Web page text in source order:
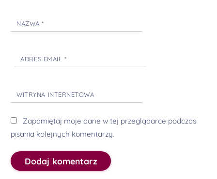
NAZWA*
ADRES EMAIL *
WITRYNA INTERNETOWA
Zapamiętaj moje dane w tej przeglądarce podczas
pisania kolejnych komentarzy.